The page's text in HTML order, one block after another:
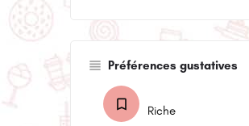
Préférences gustatives
Riche